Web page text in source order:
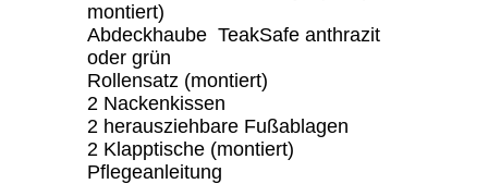
montiert)
Abdeckhaube TeakSafe anthrazit
oder grün
Rollensatz (montiert)
2 Nackenkissen
2 herausziehbare Fußablagen
2 Klapptische (montiert)
Pflegeanleitung